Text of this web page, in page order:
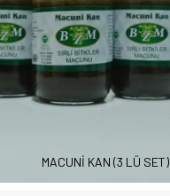
MACUNİ KAN (3 LÜ SET)